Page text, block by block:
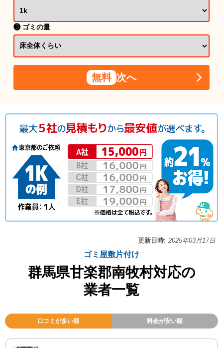
❸ ゴミの量
無料 次へ
更新日時: 2025年03月17日
ゴミ屋敷片付け
群馬県甘楽郡南牧村対応の
業者一覧
口コミが多い順 料金が安い順